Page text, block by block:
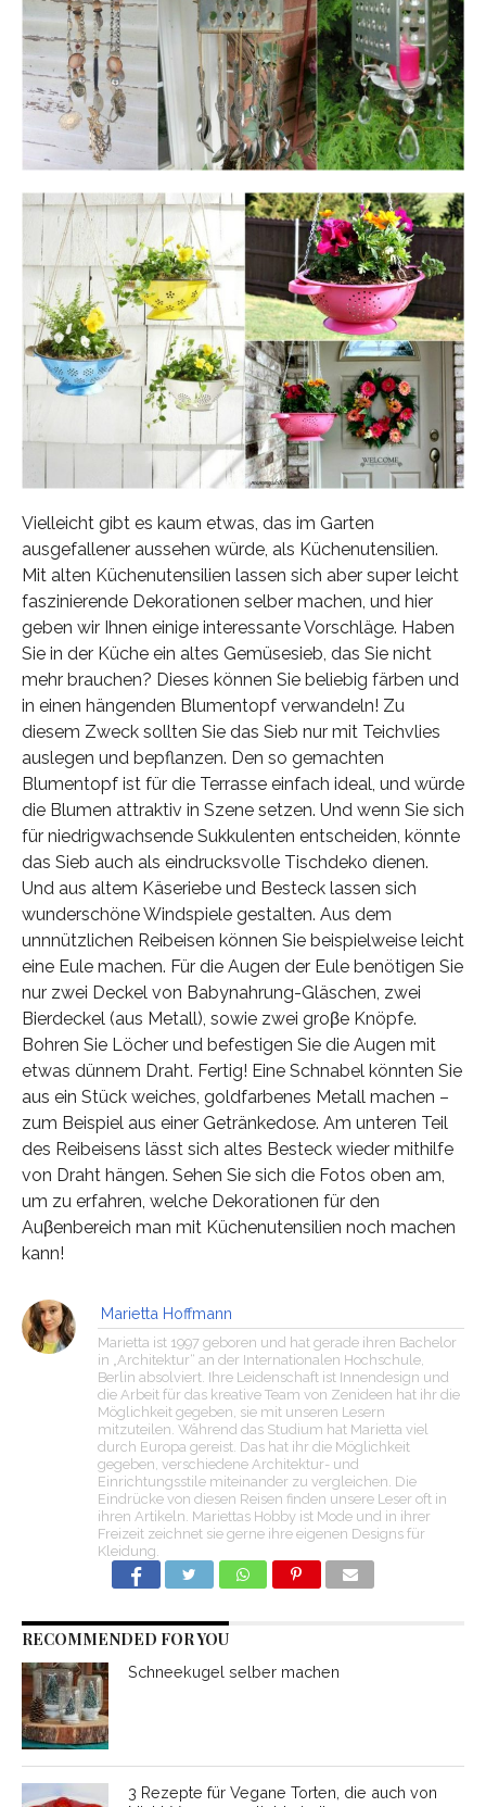
Vielleicht gibt es kaum etwas, das im Garten
ausgefallener aussehen würde, als Küchenutensilien.
Mit alten Küchenutensilien lassen sich aber super leicht
faszinierende Dekorationen selber machen, und hier
geben wir Ihnen einige interessante Vorschläge. Haben
Sie in der Küche ein altes Gemüsesieb, das Sie nicht
mehr brauchen? Dieses können Sie beliebig färben und
in einen hängenden Blumentopf verwandeln! Zu
diesem Zweck sollten Sie das Sieb nur mit Teichvlies
auslegen und bepflanzen. Den so gemachten
Blumentopf ist für die Terrasse einfach ideal, und würde
die Blumen attraktiv in Szene setzen. Und wenn Sie sich
für niedrigwachsende Sukkulenten entscheiden, könnte
das Sieb auch als eindrucksvolle Tischdeko dienen.
Und aus altem Käseriebe und Besteck lassen sich
wunderschöne Windspiele gestalten. Aus dem
unnnützlichen Reibeisen können Sie beispielweise leicht
eine Eule machen. Für die Augen der Eule benötigen Sie
nur zwei Deckel von Babynahrung-Gläschen, zwei
Bierdeckel (aus Metall), sowie zwei groβe Knöpfe.
Bohren Sie Löcher und befestigen Sie die Augen mit
etwas dünnem Draht. Fertig! Eine Schnabel könnten Sie
aus ein Stück weiches, goldfarbenes Metall machen –
zum Beispiel aus einer Getränkedose. Am unteren Teil
des Reibeisens lässt sich altes Besteck wieder mithilfe
von Draht hängen. Sehen Sie sich die Fotos oben am,
um zu erfahren, welche Dekorationen für den
Auβenbereich man mit Küchenutensilien noch machen
kann!
Marietta Hoffmann
Marietta ist 1997 geboren und hat gerade ihren Bachelor
in „Architektur“ an der Internationalen Hochschule,
Berlin absolviert. Ihre Leidenschaft ist Innendesign und
die Arbeit für das kreative Team von Zenideen hat ihr die
Möglichkeit gegeben, sie mit unseren Lesern
mitzuteilen. Während das Studium hat Marietta viel
durch Europa gereist. Das hat ihr die Möglichkeit
gegeben, verschiedene Architektur- und
Einrichtungsstile miteinander zu vergleichen. Die
Eindrücke von diesen Reisen finden unsere Leser oft in
ihren Artikeln. Mariettas Hobby ist Mode und in ihrer
Freizeit zeichnet sie gerne ihre eigenen Designs für
Kleidung.
RECOMMENDED FOR YOU
Schneekugel selber machen
3 Rezepte für Vegane Torten, die auch von